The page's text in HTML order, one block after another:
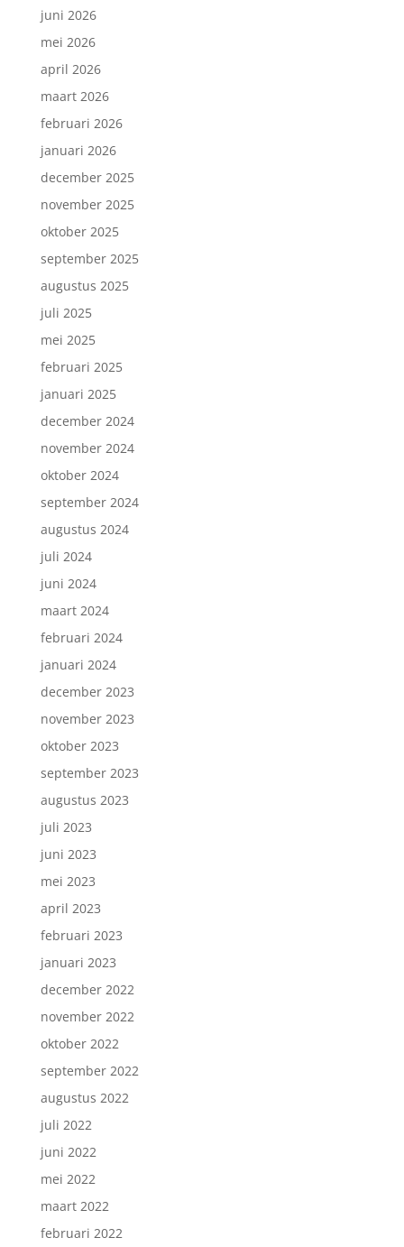
juni 2026
mei 2026
april 2026
maart 2026
februari 2026
januari 2026
december 2025
november 2025
oktober 2025
september 2025
augustus 2025
juli 2025
mei 2025
februari 2025
januari 2025
december 2024
november 2024
oktober 2024
september 2024
augustus 2024
juli 2024
juni 2024
maart 2024
februari 2024
januari 2024
december 2023
november 2023
oktober 2023
september 2023
augustus 2023
juli 2023
juni 2023
mei 2023
april 2023
februari 2023
januari 2023
december 2022
november 2022
oktober 2022
september 2022
augustus 2022
juli 2022
juni 2022
mei 2022
maart 2022
februari 2022